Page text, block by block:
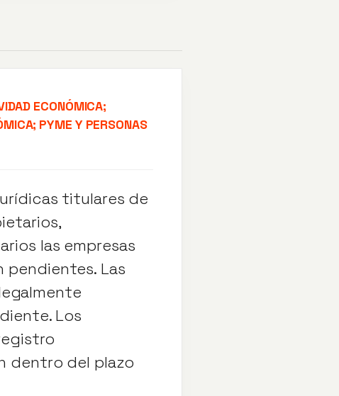
ECONÓMICA;
PYME Y PERSONAS
titulares de
las empresas
pendientes. Las
Los
dentro del plazo